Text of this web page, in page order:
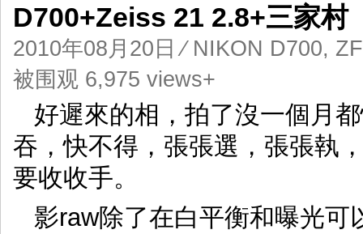
D700+Zeiss 21 2.8+三家村
2010年08月20日 ⁄ NIKON D700,
被围观 6,975 views+
好遲來的相，拍了沒一個月
吞，快不得，張張選，張張執
要收收手。
影raw除了在白平衡和曝光